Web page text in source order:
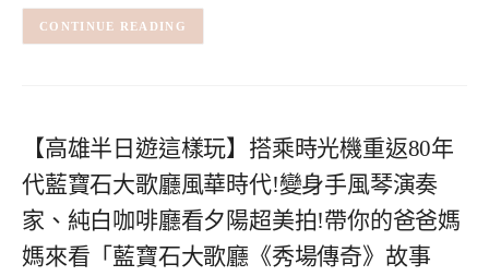
CONTINUE READING
【高雄半日遊這樣玩】搭乘時光機重返80年
代藍寶石大歌廳風華時代!變身手風琴演奏
家、純白咖啡廳看夕陽超美拍!帶你的爸爸媽
媽來看「藍寶石大歌廳《秀場傳奇》故事